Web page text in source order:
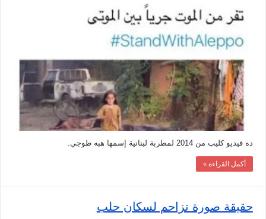
صورة
طفلة
تهرب
الموت
بين
في
حلب
مغلقة
ده فيديو كليب من 2014 لمطربة لبنانية إسمها هبه طوجي.
أكمل القراءة »
حقيقة صورة تزاحم لسكان حلب